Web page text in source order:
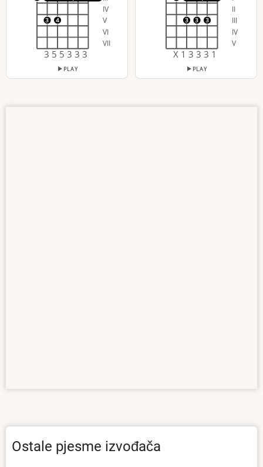
IV
V
VI
VII
3 4
3 5 5 3 3 3
PLAY
II
III
IV
V
3 3 3
X 1 3 3 3 1
PLAY
Ostale pjesme izvođača